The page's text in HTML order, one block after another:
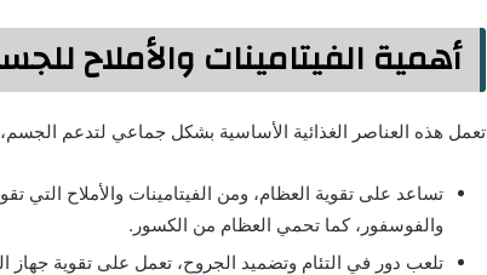
أهمية الفيتامينات والأملاح
تعمل هذه العناصر الغذائية الأساسية بشكل جماعي لتدعم
تساعد على تقوية العظام، ومن الفيتامينات والأملاح التي
والفوسفور، كما تحمي العظام من الكسور.
تلعب دور في التئام وتضميد الجروح، تعمل على تقوية جهاز